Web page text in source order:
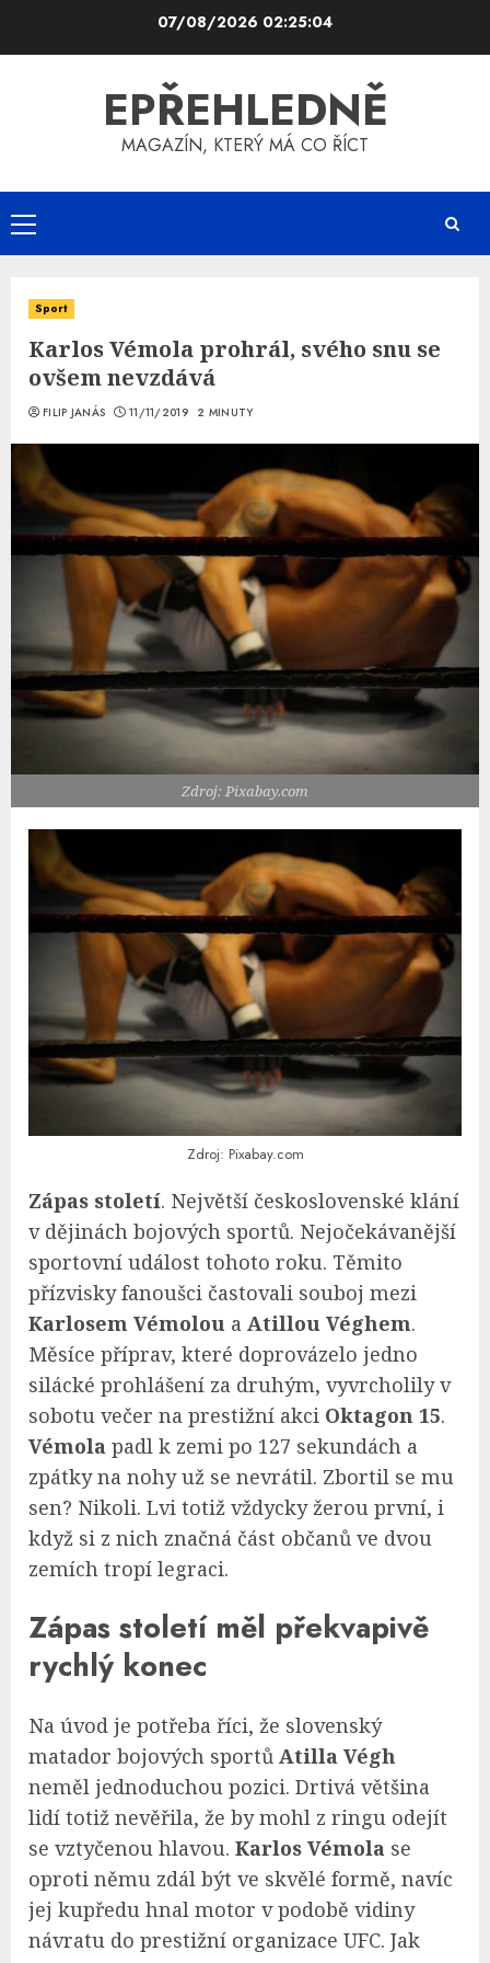
07/08/2026 02:25:05
EPŘEHLEDNĚ
MAGAZÍN, KTERÝ MÁ CO ŘÍCT
Primary
Menu
Sport
Karlos Vémola prohrál, svého snu se
ovšem nevzdává
FILIP JANÁS 11/11/2019 2 MINUTY
Zdroj: Pixabay.com
Zdroj: Pixabay.com
Zápas století. Největší československé klání
v dějinách bojových sportů. Nejočekávanější
sportovní událost tohoto roku. Těmito
přízvisky fanoušci častovali souboj mezi
Karlosem Vémolou a Atillou Véghem.
Měsíce příprav, které doprovázelo jedno
silácké prohlášení za druhým, vyvrcholily v
sobotu večer na prestižní akci Oktagon 15.
Vémola padl k zemi po 127 sekundách a
zpátky na nohy už se nevrátil. Zbortil se mu
sen? Nikoli. Lvi totiž vždycky žerou první, i
když si z nich značná část občanů ve dvou
zemích tropí legraci.
Zápas století měl překvapivě
rychlý konec
Na úvod je potřeba říci, že slovenský
matador bojových sportů Atilla Végh
neměl jednoduchou pozici. Drtivá většina
lidí totiž nevěřila, že by mohl z ringu odejít
se vztyčenou hlavou. Karlos Vémola se
oproti němu zdál být ve skvělé formě, navíc
jej kupředu hnal motor v podobě vidiny
návratu do prestižní organizace UFC. Jak